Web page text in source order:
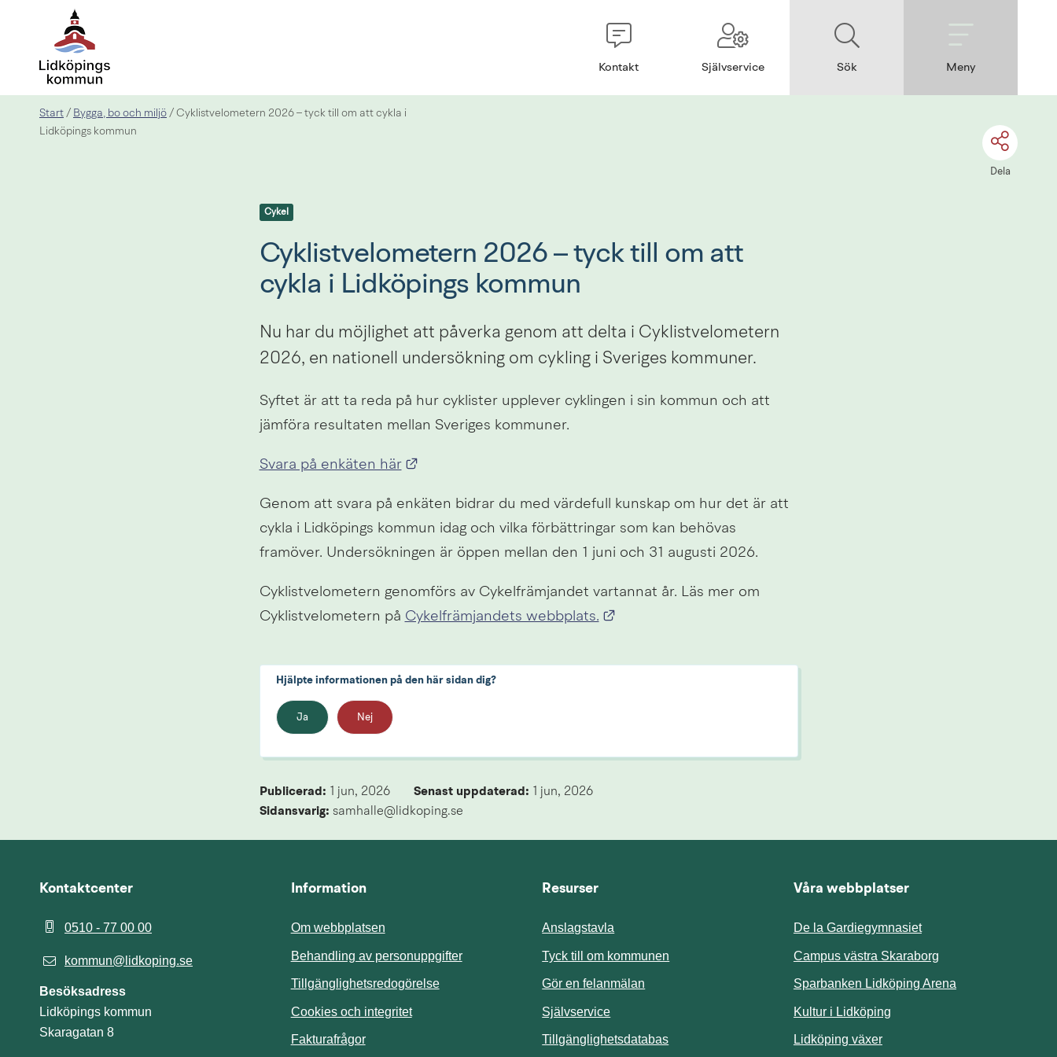
Kontakt Självservice Sök Meny
Start / Bygga, bo och miljö / Cyklistvelometern 2026 – tyck till om att cykla i
Lidköpings kommun
Dela
Cykel
Cyklistvelometern 2026 – tyck till om att
cykla i Lidköpings kommun
Nu har du möjlighet att påverka genom att delta i Cyklistvelometern
2026, en nationell undersökning om cykling i Sveriges kommuner.
Syftet är att ta reda på hur cyklister upplever cyklingen i sin kommun och att
jämföra resultaten mellan Sveriges kommuner.
Svara på enkäten här Länk till annan webbplats.
Genom att svara på enkäten bidrar du med värdefull kunskap om hur det är att
cykla i Lidköpings kommun idag och vilka förbättringar som kan behövas
framöver. Undersökningen är öppen mellan den 1 juni och 31 augusti 2026.
Cyklistvelometern genomförs av Cykelfrämjandet vartannat år. Läs mer om
Cyklistvelometern på Cykelfrämjandets webbplats. Länk till annan webbplats.
Hjälpte informationen på den här sidan dig?
Ja Nej
Publicerad: 1 jun, 2026 Senast uppdaterad:
1 jun, 2026
Sidansvarig: samhalle@lidkoping.se
Kontaktcenter
0510 - 77 00 00
kommun@lidkoping.se
Besöksadress
Lidköpings kommun
Skaragatan 8
Information
Om webbplatsen
Behandling av personuppgifter
Tillgänglighetsredogörelse
Cookies och integritet
Fakturafrågor
Resurser
Anslagstavla
Tyck till om kommunen Länk till annan webbplats.
Gör en felanmälan
SjälvserviceLänk till annan webbplats.
TillgänglighetsdatabasLänk till annan webbplats.
Våra webbplatser
De la Gardiegymnasiet
Campus västra Skaraborg
Sparbanken Lidköping Arena
Kultur i Lidköping
Lidköping växer